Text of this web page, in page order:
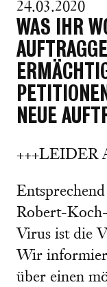
24.03.2020
WAS IHR
NEUE
+++LEIDER
Robert-
Virus ist die
Wir
über einen